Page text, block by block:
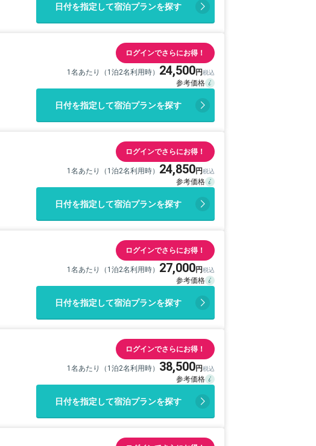
日付を指定して宿泊プランを探す
ログインでさらにお得！
1名あたり（1泊2名利用時） 24,500
日付を指定して宿泊プランを探す
ログインでさらにお得！
1名あたり（1泊2名利用時） 24,850
日付を指定して宿泊プランを探す
ログインでさらにお得！
1名あたり（1泊2名利用時） 27,000
日付を指定して宿泊プランを探す
ログインでさらにお得！
1名あたり（1泊2名利用時） 38,500
日付を指定して宿泊プランを探す